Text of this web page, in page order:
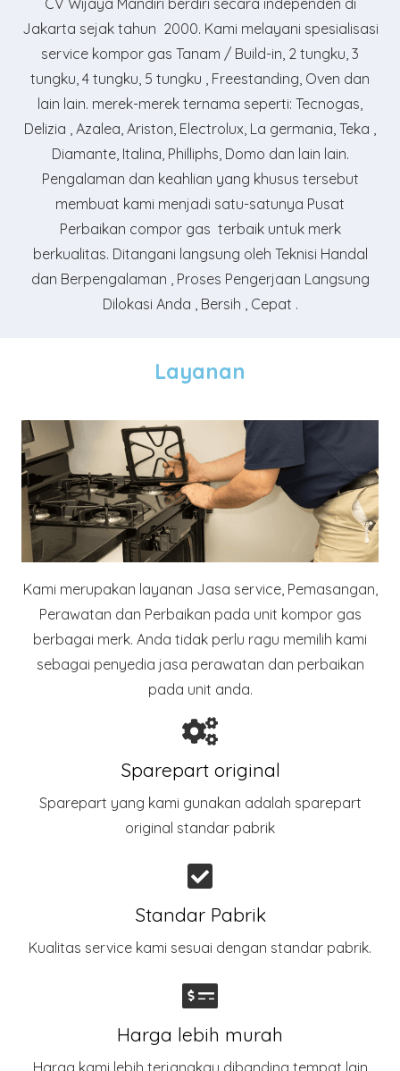
Jakarta sejak tahun 2000. Kami melayani spesialisasi
service kompor gas Tanam / Build-in, 2 tungku, 3
tungku, 4 tungku, 5 tungku , Freestanding, Oven dan
lain lain. merek-merek ternama seperti: Tecnogas,
Delizia , Azalea, Ariston, Electrolux, La germania, Teka ,
Diamante, Italina, Philliphs, Domo dan lain lain.
Pengalaman dan keahlian yang khusus tersebut
membuat kami menjadi satu-satunya Pusat
Perbaikan compor gas terbaik untuk merk
berkualitas. Ditangani langsung oleh Teknisi Handal
dan Berpengalaman , Proses Pengerjaan Langsung
Dilokasi Anda , Bersih , Cepat .
Layanan
Kami merupakan layanan Jasa service, Pemasangan,
Perawatan dan Perbaikan pada unit kompor gas
berbagai merk. Anda tidak perlu ragu memilih kami
sebagai penyedia jasa perawatan dan perbaikan
pada unit anda.
Sparepart original
Sparepart yang kami gunakan adalah sparepart
original standar pabrik​
Standar Pabrik
Kualitas service kami sesuai dengan standar pabrik.
Harga lebih murah